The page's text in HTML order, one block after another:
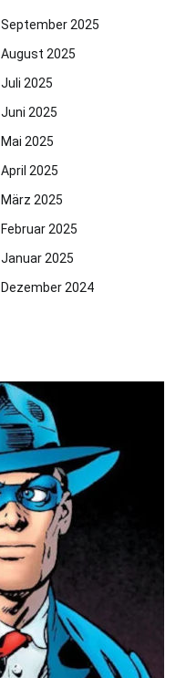
September 2025
August 2025
Juli 2025
Juni 2025
Mai 2025
April 2025
März 2025
Februar 2025
Januar 2025
Dezember 2024